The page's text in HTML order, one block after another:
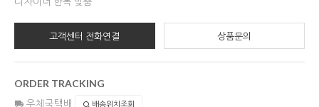
고객센터 전화연결 상품문의
ORDER TRACKING
우체국택배 배송위치조회